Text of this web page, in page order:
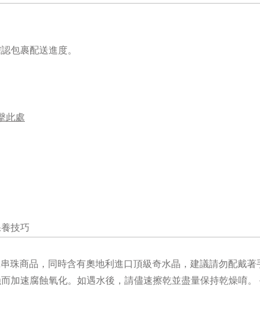
包裹配送進度。
此處
技巧
珠商品，同時含有奧地利進口頂級奇水晶， 建議請勿配戴著
加速腐蝕氧化。 如遇水後，請儘速擦乾並盡量保持乾燥唷